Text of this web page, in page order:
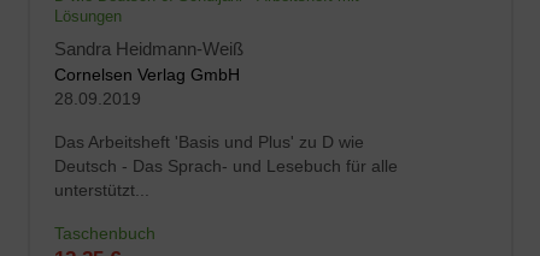
Lösungen
Sandra Heidmann-Weiß
Cornelsen Verlag GmbH
28.09.2019
Das Arbeitsheft 'Basis und Plus' zu D wie
Deutsch - Das Sprach- und Lesebuch für alle
unterstützt...
Taschenbuch